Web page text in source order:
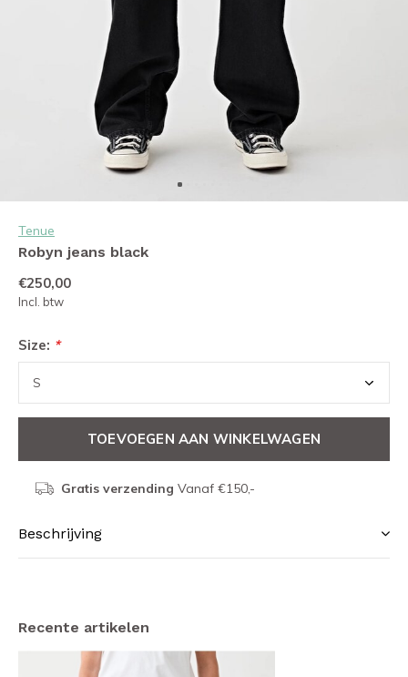
Tenue
Robyn jeans black
€250,00
Incl. btw
Size: *
TOEVOEGEN AAN WINKELWAGEN
Gratis verzending Vanaf €150,-
Beschrijving
Recente artikelen